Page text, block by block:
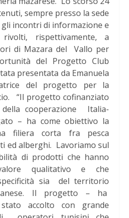
sempre presso la sede
incontri di informazione e
rispettivamente, a
di Mazara del Vallo per
del Progetto Club
presentata da Emanuela
del progetto per la
“Il progetto cofinanziato
della cooperazione Italia-
– ha come obiettivo la
filiera corta fra pesca
ed alberghi. Lavoriamo sul
di prodotti che hanno
qualitativo e che
sia del territorio
Il progetto – ha
accolto con grande